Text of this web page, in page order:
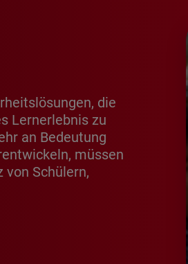
die
Lernerlebnis zu
an Bedeutung
müssen
von Schülern,